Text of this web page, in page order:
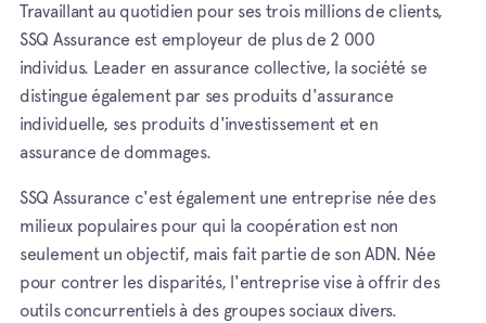
Travaillant au quotidien pour ses trois millions de clients,
SSQ Assurance est employeur de plus de 2 000
individus. Leader en assurance collective, la société se
distingue également par ses produits d'assurance
individuelle, ses produits d'investissement et en
assurance de dommages.
SSQ Assurance c'est également une entreprise née des
milieux populaires pour qui la coopération est non
seulement un objectif, mais fait partie de son ADN. Née
pour contrer les disparités, l'entreprise vise à offrir des
outils concurrentiels à des groupes sociaux divers.